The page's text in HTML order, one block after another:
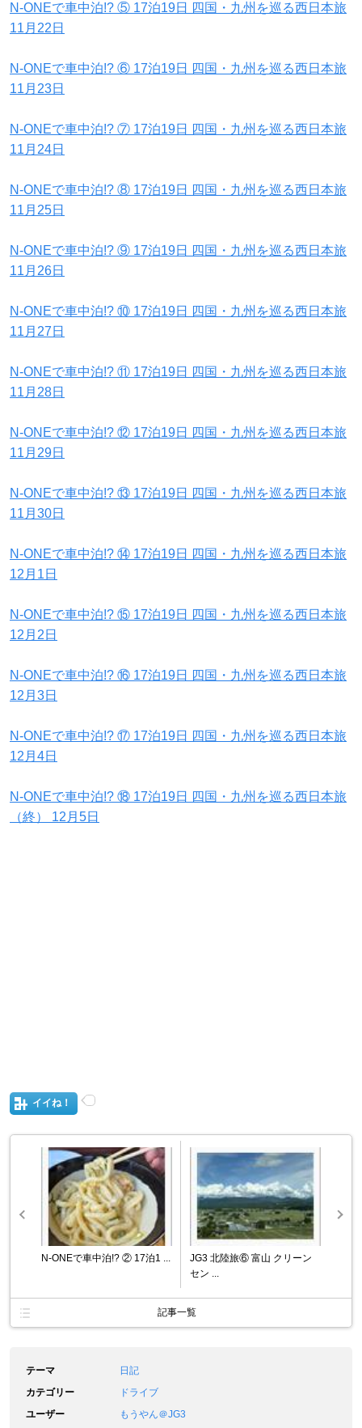
N-ONEで車中泊!? ⑤ 17泊19日 四国・九州を巡る西日本旅
11月22日
N-ONEで車中泊!? ⑥ 17泊19日 四国・九州を巡る西日本旅
11月23日
N-ONEで車中泊!? ⑦ 17泊19日 四国・九州を巡る西日本旅
11月24日
N-ONEで車中泊!? ⑧ 17泊19日 四国・九州を巡る西日本旅
11月25日
N-ONEで車中泊!? ⑨ 17泊19日 四国・九州を巡る西日本旅
11月26日
N-ONEで車中泊!? ⑩ 17泊19日 四国・九州を巡る西日本旅
11月27日
N-ONEで車中泊!? ⑪ 17泊19日 四国・九州を巡る西日本旅
11月28日
N-ONEで車中泊!? ⑫ 17泊19日 四国・九州を巡る西日本旅
11月29日
N-ONEで車中泊!? ⑬ 17泊19日 四国・九州を巡る西日本旅
11月30日
N-ONEで車中泊!? ⑭ 17泊19日 四国・九州を巡る西日本旅
12月1日
N-ONEで車中泊!? ⑮ 17泊19日 四国・九州を巡る西日本旅
12月2日
N-ONEで車中泊!? ⑯ 17泊19日 四国・九州を巡る西日本旅
12月3日
N-ONEで車中泊!? ⑰ 17泊19日 四国・九州を巡る西日本旅
12月4日
N-ONEで車中泊!? ⑱ 17泊19日 四国・九州を巡る西日本旅
（終） 12月5日
イイね！
N-ONEで車中泊!? ② 17泊1 ...
JG3 北陸旅⑥ 富山 クリーン
セン ...
記事一覧
テーマ
日記
カテゴリー
ドライブ
ユーザー
もうやん＠JG3